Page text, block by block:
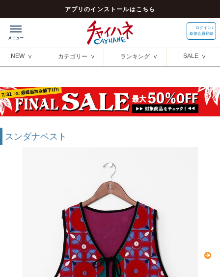
アプリのインストールはこちら
ログイン /
新規会員登録
NEW カテゴリー ランキング SALE
スンダナベスト